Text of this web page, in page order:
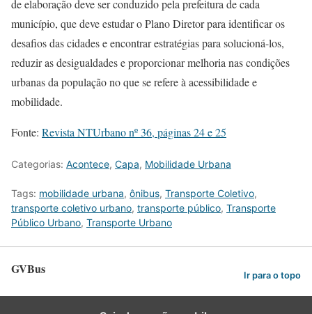
de elaboração deve ser conduzido pela prefeitura de cada
município, que deve estudar o Plano Diretor para identificar os
desafios das cidades e encontrar estratégias para solucioná-los,
reduzir as desigualdades e proporcionar melhoria nas condições
urbanas da população no que se refere à acessibilidade e
mobilidade.
Fonte: Revista NTUrbano nº 36, páginas 24 e 25
Categorias: Acontece, Capa, Mobilidade Urbana
Tags: mobilidade urbana, ônibus, Transporte Coletivo,
transporte coletivo urbano, transporte público, Transporte
Público Urbano, Transporte Urbano
GVBus Ir para o topo